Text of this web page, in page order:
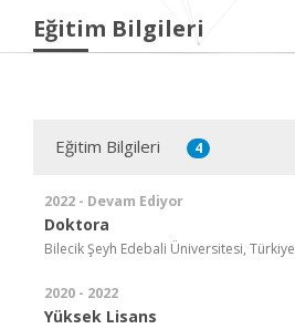
Eğitim Bilgileri
Eğitim Bilgileri 4
2022 - Devam Ediyor
Doktora
Bilecik Şeyh Edebali Üniversitesi, Türkiye
2020 - 2022
Yüksek Lisans